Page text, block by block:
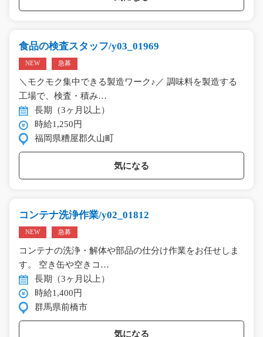
食品の検査スタッフ/y03_01969
NEW 急募
＼モクモク集中できる製造ワーク♪／ 調味料を製造する
工場で、検査・積み…
長期（3ヶ月以上）
時給1,250円
福岡県糟屋郡久山町
気になる
コンテナ洗浄作業/y02_01812
NEW 急募
コンテナの洗浄・解体や部品の仕分け作業をお任せしま
す。 空き缶や空きコ…
長期（3ヶ月以上）
時給1,400円
群馬県前橋市
気になる